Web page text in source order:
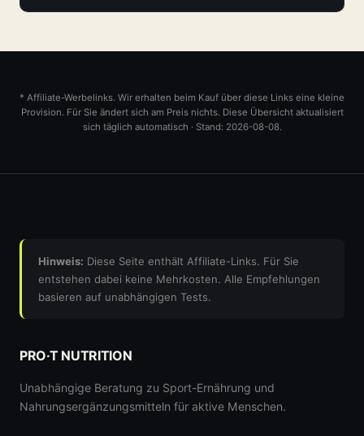
* Affiliate-Werbelinks. Wir erhalten beim Kauf über diese Links eine kleine
Provision. Für Sie ändert sich am Preis nichts. Diese Übersicht aktualisiert
sich täglich automatisch · Stand: 2026-08-08.
Hinweis: Diese Seite enthält Affiliate-Links. Für Sie
entstehen dabei keine Mehrkosten. Alle Empfehlungen
basieren auf unabhängigen Tests.
PRO·T NUTRITION
Unabhängige Beratung zu Sport-Ernährung und
Nahrungsergänzungsmitteln für aktive Menschen.